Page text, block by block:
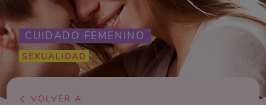
CUIDADO FEMENINO
SEXUALIDAD
VOLVER A